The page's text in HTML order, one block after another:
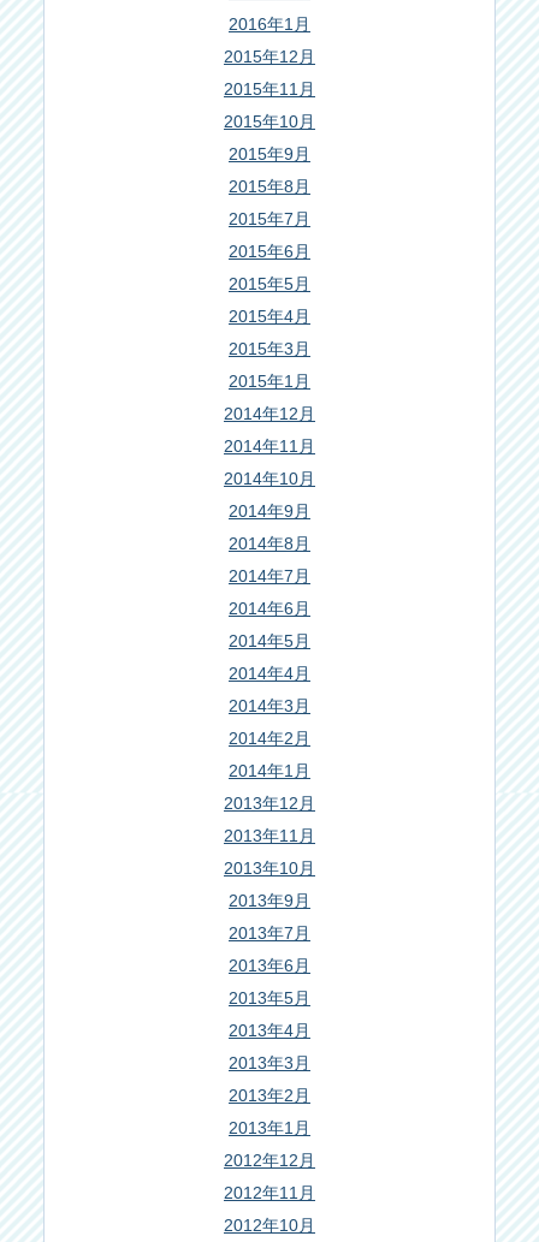
2016年1月
2015年12月
2015年11月
2015年10月
2015年9月
2015年8月
2015年7月
2015年6月
2015年5月
2015年4月
2015年3月
2015年1月
2014年12月
2014年11月
2014年10月
2014年9月
2014年8月
2014年7月
2014年6月
2014年5月
2014年4月
2014年3月
2014年2月
2014年1月
2013年12月
2013年11月
2013年10月
2013年9月
2013年7月
2013年6月
2013年5月
2013年4月
2013年3月
2013年2月
2013年1月
2012年12月
2012年11月
2012年10月